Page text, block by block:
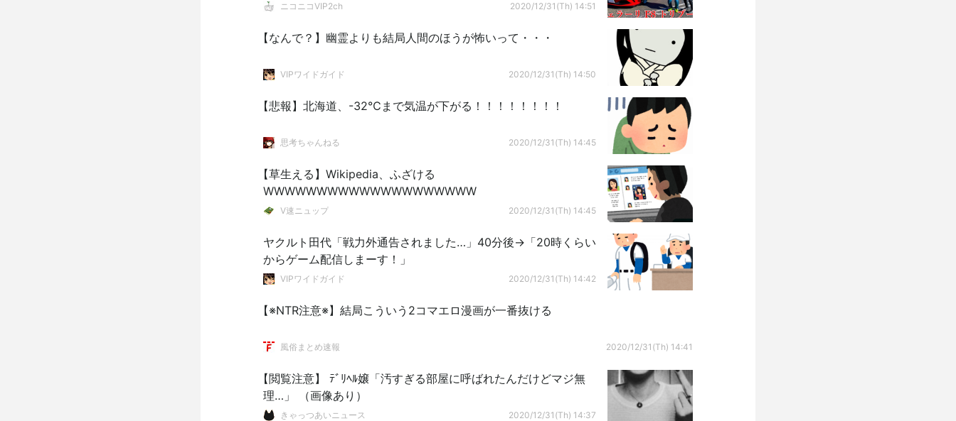
ニコニコVIP2ch 2020/12/31(Th) 14:51
【なんで？】幽霊よりも結局人間のほうが怖いって・・・
VIPワイドガイド 2020/12/31(Th) 14:50
【悲報】北海道、-32℃まで気温が下がる！！！！！！！！
思考ちゃんねる 2020/12/31(Th) 14:45
【草生える】Wikipedia、ふざける
WWWWWWWWWWWWWWWWWWWW
V速ニュップ 2020/12/31(Th) 14:45
ヤクルト田代「戦力外通告されました…」40分後→「20時くらい
からゲーム配信しまーす！」
VIPワイドガイド 2020/12/31(Th) 14:42
【※NTR注意※】結局こういう2コマエロ漫画が一番抜ける
風俗まとめ速報 2020/12/31(Th) 14:41
【閲覧注意】 ﾃﾞﾘﾍﾙ嬢「汚すぎる部屋に呼ばれたんだけどマジ無
理…」 （画像あり）
きゃっつあいニュース 2020/12/31(Th) 14:37